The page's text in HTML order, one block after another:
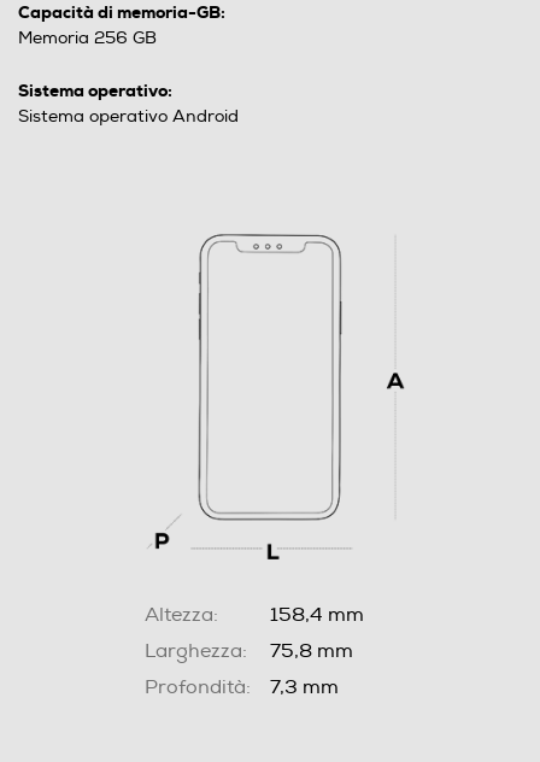
Capacità di memoria-GB:
Memoria 256 GB
Sistema operativo:
Sistema operativo Android
Altezza:
158,4 mm
Larghezza:
75,8 mm
Profondità:
7,3 mm